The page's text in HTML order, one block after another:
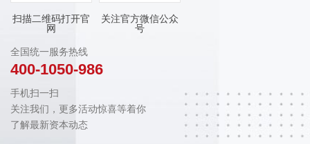
扫描二维码打开官
网
关注官方微信公众
号
全国统一服务热线
400-1050-986
手机扫一扫
关注我们，更多活动惊喜等着你
了解最新资本动态